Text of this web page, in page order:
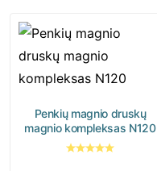
Penkių magnio druskų
magnio kompleksas N120